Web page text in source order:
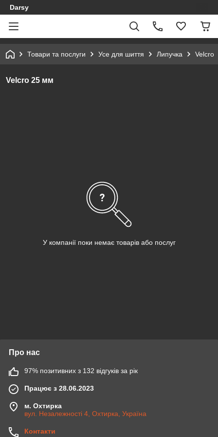
Darsy
Товари та послуги Усе для шиття Липучка Velcro
Velcro 25 мм
У компанії поки немає товарів або послуг
Про нас
97% позитивних з 132 відгуків за рік
Працює з 28.06.2023
м. Охтирка
вул. Незалежності 4, Охтирка, Україна
Контакти